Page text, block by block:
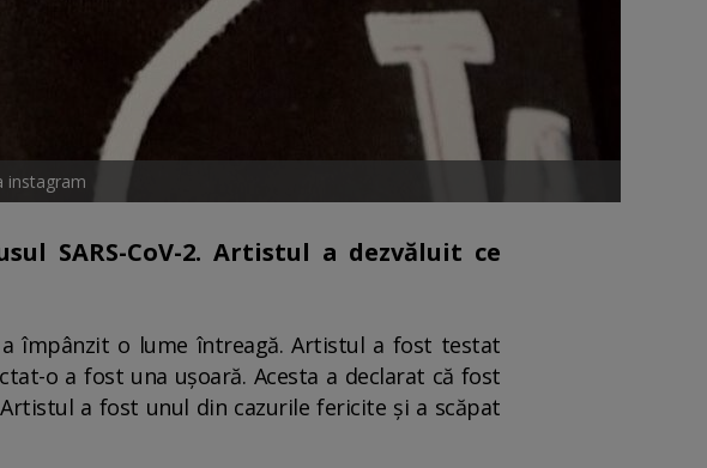
instagram
SARS-CoV-2. Artistul a dezvăluit ce
împânzit o lume întreagă. Artistul a fost testat
o a fost una ușoară. Acesta a declarat că fost
a fost unul din cazurile fericite și a scăpat